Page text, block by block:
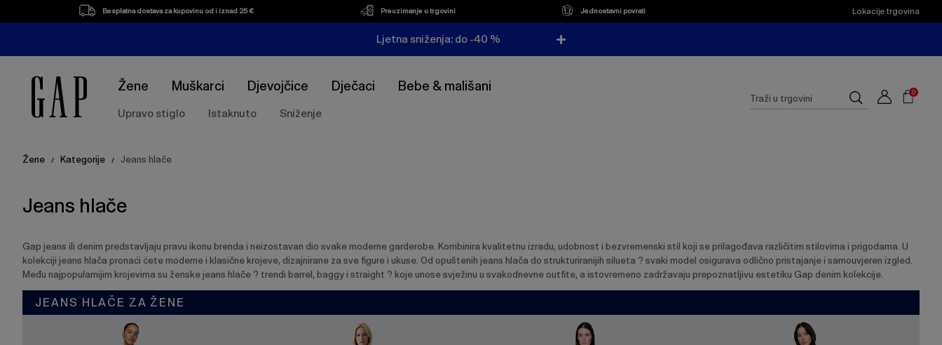
Besplatna dostava za kupovinu od i iznad 25 € Preuzimanje u trgovini Jednostavni povrati Lokacije trgovina
Ljetna sniženja: do -40 %
Žene Muškarci Djevojčice Dječaci Bebe & mališani
Upravo stiglo Istaknuto Sniženje
Suggested
site
content
Traži
u
0
Žene / Kategorije / Jeans hlače
Jeans hlače
Gap jeans ili denim predstavljaju pravu ikonu brenda i neizostavan dio svake moderne garderobe. Kombinira kvalitetnu izradu, udobnost i bezvremenski stil koji se prilagođava različitim stilovima i prigodama. U
kolekciji jeans hlača pronaći ćete moderne i klasične krojeve, dizajnirane za sve figure i ukuse. Od opuštenih jeans hlača do strukturiranijih silueta ? svaki model osigurava odlično pristajanje i samouvjeren izgled.
Među najpopularnijim krojevima su ženske jeans hlače ? trendi barrel, baggy i straight ? koje unose svježinu u svakodnevne outfite, a istovremeno zadržavaju prepoznatljivu estetiku Gap denim kolekcije.
JEANS HLAČE ZA ŽENE
Popis
proizvoda